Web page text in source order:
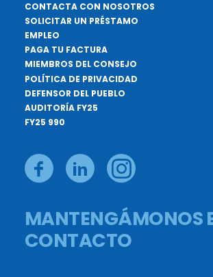
CONTACTA CON NOSOTROS
SOLICITAR UN PRÉSTAMO
EMPLEO
PAGA TU FACTURA
MIEMBROS DEL CONSEJO
POLÍTICA DE PRIVACIDAD
DEFENSOR DEL PUEBLO
AUDITORÍA FY25
FY25 990
MANTENGÁMONOS
CONTACTO